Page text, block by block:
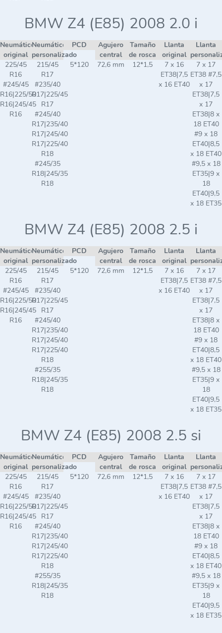
BMW Z4 (E85) 2008 2.0 i
Neumático
original
Neumático
personalizado
PCD
Agujero
central
Tamaño
de rosca
Llanta
original
Llanta
225/45
R16
#245/45
R16|225/50
R16|245/45
R16
215/45
R17
#235/40
R17|225/45
R17
#245/40
R17|235/40
R17|245/40
R17|225/40
R18
#245/35
R18|245/35
R18
5*120 72,6 mm 12*1,5
7 x 16
ET38|7,5
x 16 ET40
7 x 17
ET38 #7,5
x 17
ET38|7,5
x 17
ET38|8 x
18 ET40
#9 x 18
ET40|8,5
x 18 ET40
#9,5 x 18
ET35|9 x
18
ET40|9,5
x 18 ET35
BMW Z4 (E85) 2008 2.5 i
Neumático
original
Neumático
personalizado
PCD
Agujero
central
Tamaño
de rosca
Llanta
original
Llanta
225/45
R16
#245/45
R16|225/50
R16|245/45
R16
215/45
R17
#235/40
R17|225/45
R17
#245/40
R17|235/40
R17|245/40
R17|225/40
R18
#255/35
R18|245/35
R18
5*120 72,6 mm 12*1,5
7 x 16
ET38|7,5
x 16 ET40
7 x 17
ET38 #7,5
x 17
ET38|7,5
x 17
ET38|8 x
18 ET40
#9 x 18
ET40|8,5
x 18 ET40
#9,5 x 18
ET35|9 x
18
ET40|9,5
x 18 ET35
BMW Z4 (E85) 2008 2.5 si
Neumático
original
Neumático
personalizado
PCD
Agujero
central
Tamaño
de rosca
Llanta
original
Llanta
225/45
R16
#245/45
R16|225/50
R16|245/45
R16
215/45
R17
#235/40
R17|225/45
R17
#245/40
R17|235/40
R17|245/40
R17|225/40
R18
#255/35
R18|245/35
R18
5*120 72,6 mm 12*1,5
7 x 16
ET38|7,5
x 16 ET40
7 x 17
ET38 #7,5
x 17
ET38|7,5
x 17
ET38|8 x
18 ET40
#9 x 18
ET40|8,5
x 18 ET40
#9,5 x 18
ET35|9 x
18
ET40|9,5
x 18 ET35